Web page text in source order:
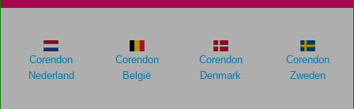
Corendon
Nederland
Corendon
België
Corendon
Denmark
Corendon
Zweden